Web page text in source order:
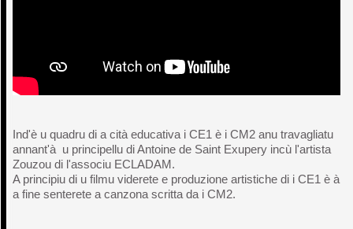
Ind'è u quadru di a cità educativa i CE1 è i CM2 anu travagliatu
annant'à u principellu di Antoine de Saint Exupery incù l'artista
Zouzou di l'associu ECLADAM.
A principiu di u filmu viderete e produzione artistiche di i CE1 è à
a fine senterete a canzona scritta da i CM2.